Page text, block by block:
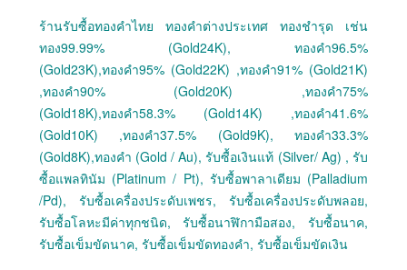
ร้านรับซื้อทองคำไทย ทองคำต่างประเทศ ทองชำรุด เช่น
ทอง99.99% (Gold24K), ทองคำ96.5%
(Gold23K),ทองคำ95% (Gold22K) ,ทองคำ91% (Gold21K)
,ทองคำ90% (Gold20K) ,ทองคำ75%
(Gold18K),ทองคำ58.3% (Gold14K) ,ทองคำ41.6%
(Gold10K) ,ทองคำ37.5% (Gold9K), ทองคำ33.3%
(Gold8K),ทองคำ (Gold / Au), รับซื้อเงินแท้ (Silver/ Ag) , รับ
ซื้อแพลทินัม (Platinum / Pt), รับซื้อพาลาเดียม (Palladium
/Pd), รับซื้อเครื่องประดับเพชร, รับซื้อเครื่องประดับพลอย,
รับซื้อโลหะมีค่าทุกชนิด, รับซื้อนาฬิกามือสอง, รับซื้อนาค,
รับซื้อเข็มขัดนาค, รับซื้อเข็มขัดทองคำ, รับซื้อเข็มขัดเงิน